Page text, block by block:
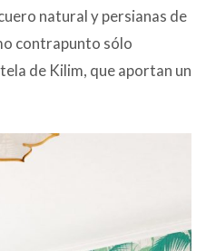
natural y persianas de
contrapunto sólo
de Kilim, que aportan un